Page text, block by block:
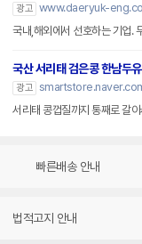
광고 www.daeryuk-
국내,해외에서 선호하는 기업.
국산 서리태 검은콩 한남두유
광고
서리태 콩껍질까지 통째로 갈
빠른배송 안내
법적고지 안내